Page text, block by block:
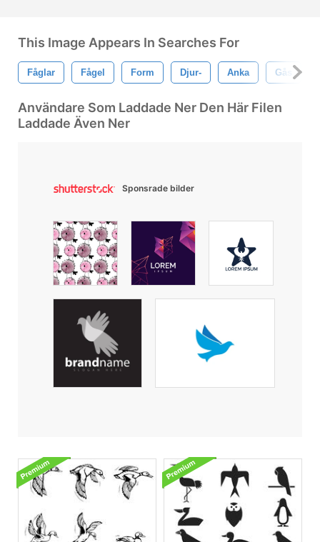
This Image Appears In Searches For
Fåglar Fågel Form Djur- Anka Gås
Användare Som Laddade Ner Den Här Filen
Laddade Även Ner
Sponsrade bilder